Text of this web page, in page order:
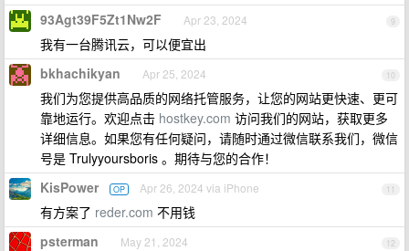
9
93Agt39F5Zt1Nw2F Apr 23, 2024
我有一台腾讯云，可以便宜出
10
bkhachikyan Apr 25, 2024
我们为您提供高品质的网络托管服务，让您的网站更快速、更可
靠地运行。欢迎点击 hostkey.com 访问我们的网站，获取更多
详细信息。如果您有任何疑问，请随时通过微信联系我们，微信
号是 Trulyyoursboris 。期待与您的合作！
11
KisPower OP Apr 26, 2024 via iPhone
有方案了 reder.com 不用钱
12
psterman May 21, 2024